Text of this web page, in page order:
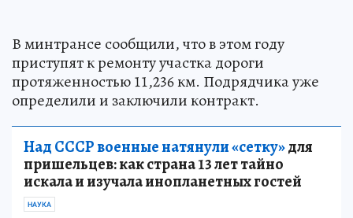
В минтрансе сообщили, что в этом году
приступят к ремонту участка дороги
протяженностью 11,236 км. Подрядчика уже
определили и заключили контракт.
Над СССР военные натянули «сетку»для
пришельцев: как страна 13 лет тайно
искала и изучала инопланетных гостей
НАУКА